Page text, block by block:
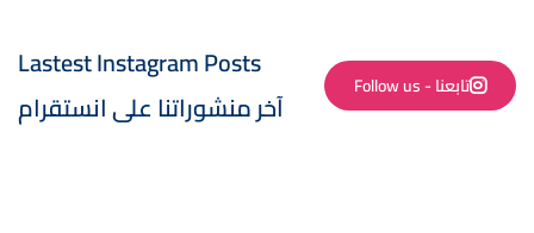
Lastest Instagram Posts
آخر منشوراتنا على انستقرام
Follow us - تابعنا